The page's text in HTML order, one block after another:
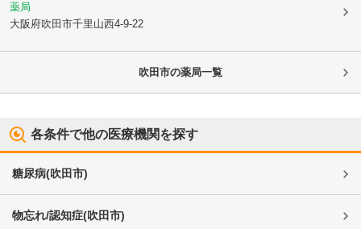
薬局
大阪府吹田市千里山西4-9-22
吹田市の薬局一覧
各条件で他の医療機関を探す
糖尿病(吹田市)
物忘れ/認知症(吹田市)